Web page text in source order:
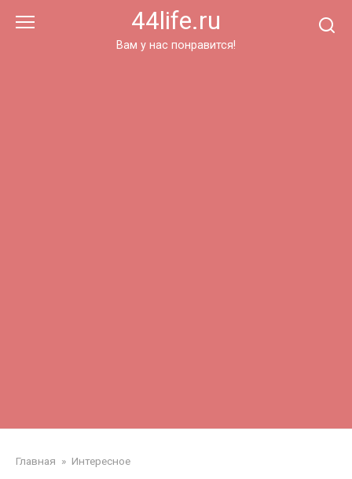
44life.ru
Вам у нас понравится!
Главная » Интересное